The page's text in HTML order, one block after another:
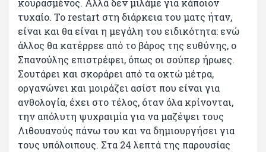
κουρασμένος. Αλλά δεν μιλάμε για κάποιον
τυχαίο. Το restart στη διάρκεια του ματς ήταν,
είναι και θα είναι η μεγάλη του ειδικότητα: ενώ
άλλος θα κατέρρεε από το βάρος της ευθύνης, ο
Σπανούλης επιστρέφει, όπως οι σούπερ ήρωες.
Σουτάρει και σκοράρει από τα οκτώ μέτρα,
οργανώνει και μοιράζει ασίστ που είναι για
ανθολογία, έχει στο τέλος, όταν όλα κρίνονται,
την απόλυτη ψυχραιμία για να μαζέψει τους
Λιθουανούς πάνω του και να δημιουργήσει για
τους υπόλοιπους. Στα 24 λεπτά της παρουσίας